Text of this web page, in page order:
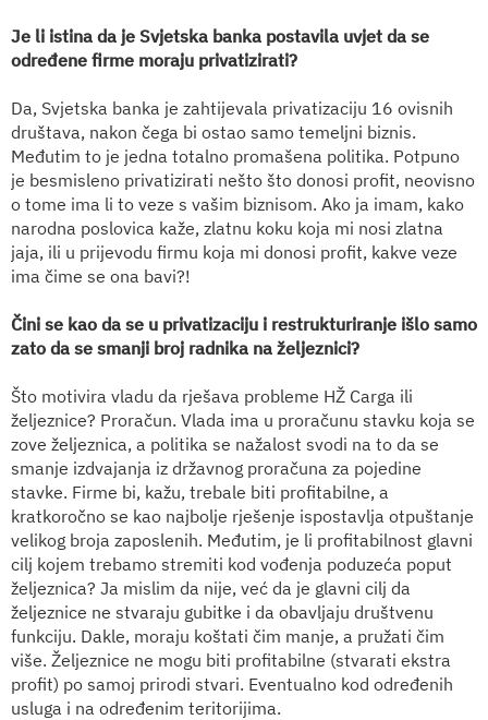
Je li istina da je Svjetska banka postavila uvjet da se
određene firme moraju privatizirati?
Da, Svjetska banka je zahtijevala privatizaciju 16 ovisnih
društava, nakon čega bi ostao samo temeljni biznis.
Međutim to je jedna totalno promašena politika. Potpuno
je besmisleno privatizirati nešto što donosi profit, neovisno
o tome ima li to veze s vašim biznisom. Ako ja imam, kako
narodna poslovica kaže, zlatnu koku koja mi nosi zlatna
jaja, ili u prijevodu firmu koja mi donosi profit, kakve veze
ima čime se ona bavi?!
Čini se kao da se u privatizaciju i restrukturiranje išlo samo
zato da se smanji broj radnika na željeznici?
Što motivira vladu da rješava probleme HŽ Carga ili
željeznice? Proračun. Vlada ima u proračunu stavku koja se
zove željeznica, a politika se nažalost svodi na to da se
smanje izdvajanja iz državnog proračuna za pojedine
stavke. Firme bi, kažu, trebale biti profitabilne, a
kratkoročno se kao najbolje rješenje ispostavlja otpuštanje
velikog broja zaposlenih. Međutim, je li profitabilnost glavni
cilj kojem trebamo stremiti kod vođenja poduzeća poput
željeznica? Ja mislim da nije, već da je glavni cilj da
željeznice ne stvaraju gubitke i da obavljaju društvenu
funkciju. Dakle, moraju koštati čim manje, a pružati čim
više. Željeznice ne mogu biti profitabilne (stvarati ekstra
profit) po samoj prirodi stvari. Eventualno kod određenih
usluga i na određenim teritorijima.